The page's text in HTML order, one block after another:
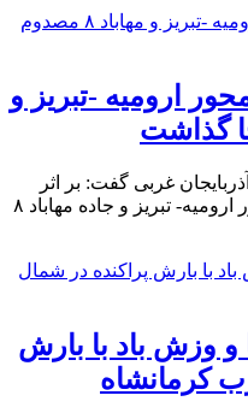
ارومیه -تبریز و
غربی گفت: بر اثر
بروز دو سانحه تصادف در محور ارومیه- تبریز و جاده مهاباد ۸
باد با بارش
کرمانشاه